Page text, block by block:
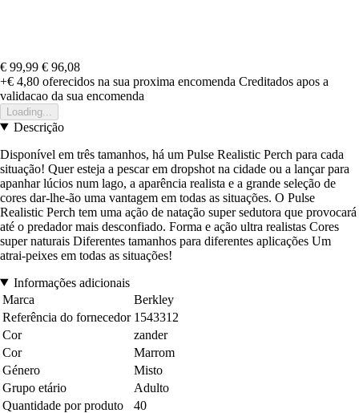
€ 99,99 € 96,08
+€ 4,80 oferecidos na sua proxima encomenda Creditados apos a
validacao da sua encomenda
Loading...
Descrição
Disponível em três tamanhos, há um Pulse Realistic Perch para cada
situação! Quer esteja a pescar em dropshot na cidade ou a lançar para
apanhar lúcios num lago, a aparência realista e a grande seleção de
cores dar-lhe-ão uma vantagem em todas as situações. O Pulse
Realistic Perch tem uma ação de natação super sedutora que provocará
até o predador mais desconfiado. Forma e ação ultra realistas Cores
super naturais Diferentes tamanhos para diferentes aplicações Um
atrai-peixes em todas as situações!
Informações adicionais
Marca
Berkley
Referência do fornecedor 1543312
Cor
zander
Cor
Marrom
Género
Misto
Grupo etário
Adulto
Quantidade por produto
40